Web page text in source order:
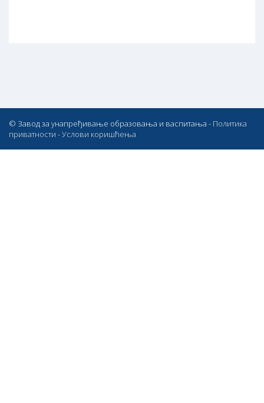
© Завод за унапређивање образовања и васпитања - Политика
приватности -Услови коришћења